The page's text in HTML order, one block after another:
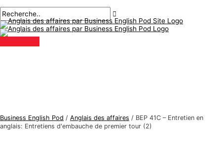
au
contenu
principal
Business English Pod / Anglais des affaires / BEP 41C – Entretien en
anglais: Entretiens d'embauche de premier tour (2)
des
articles
ici..
mail*
S
u
j
e
n
R
e
c
h
r